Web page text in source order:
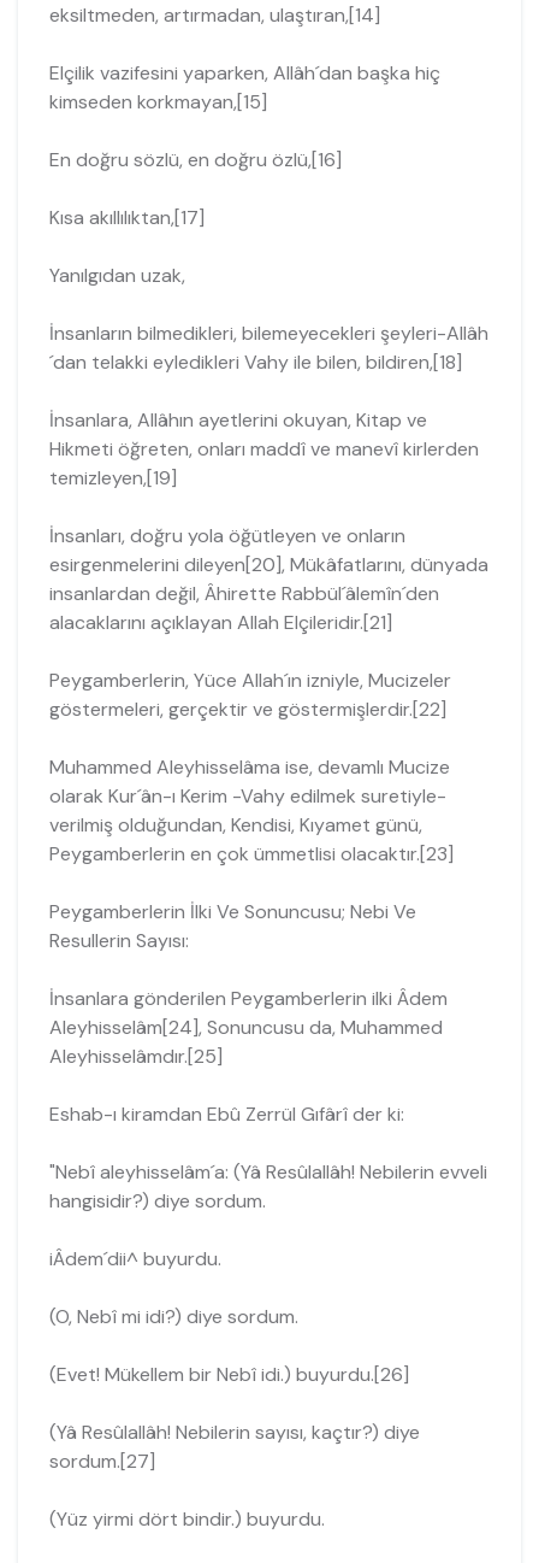
eksiltmeden, artırmadan, ulaştıran,[14]
Elçilik vazifesini yaparken, Allâh´dan başka hiç
kimseden korkmayan,[15]
En doğru sözlü, en doğru özlü,[16]
Kısa akıllılıktan,[17]
Yanılgıdan uzak,
İnsanların bilmedikleri, bilemeyecekleri şeyleri-Allâh
´dan telakki eyledikleri Vahy ile bilen, bildiren,[18]
İnsanlara, Allâhın ayetlerini okuyan, Kitap ve
Hikmeti öğreten, onları maddî ve manevî kirlerden
temizleyen,[19]
İnsanları, doğru yola öğütleyen ve onların
esirgenmelerini dileyen[20], Mükâfatlarını, dünyada
insanlardan değil, Âhirette Rabbül´âlemîn´den
alacaklarını açıklayan Allah Elçileridir.[21]
Peygamberlerin, Yüce Allah´ın izniyle, Mucizeler
göstermeleri, gerçektir ve gös­termişlerdir.[22]
Muhammed Aleyhisselâma ise, devamlı Mucize
olarak Kur´ân-ı Kerim -Vahy edil­mek suretiyle-
verilmiş olduğundan, Kendisi, Kıyamet günü,
Peygamberlerin en çok ümmetlisi olacaktır.[23]
Peygamberlerin İlki Ve Sonuncusu; Nebi Ve
Resullerin Sayısı:
İnsanlara gönderilen Peygamberlerin ilki Âdem
Aleyhisselâm[24], Sonuncusu da, Muhammed
Aleyhisselâmdır.[25]
Eshab-ı kiramdan Ebû Zerrül Gıfârî der ki:
"Nebî aleyhisselâm´a: (Yâ Resûlallâh! Nebilerin evveli
hangisidir?) diye sordum.
iÂdem´dii^ buyurdu.
(O, Nebî mi idi?) diye sordum.
(Evet! Mükellem bir Nebî idi.) buyurdu.[26]
(Yâ Resûlallâh! Nebilerin sayısı, kaçtır?) diye
sordum.[27]
(Yüz yirmi dört bindir.) buyurdu.